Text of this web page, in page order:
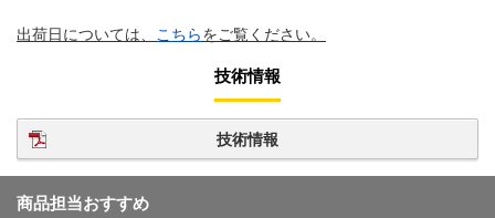
出荷日については、 こちらをご覧ください。
技術情報
技術情報
商品担当おすすめ